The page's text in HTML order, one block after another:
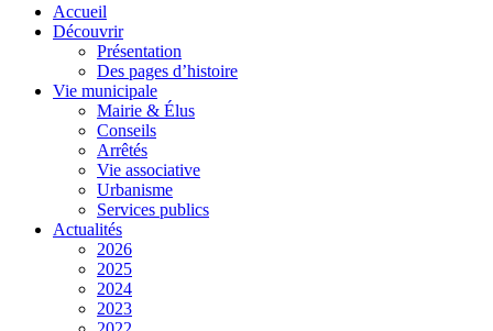
Accueil
Découvrir
Présentation
Des pages d’histoire
Vie municipale
Mairie & Élus
Conseils
Arrêtés
Vie associative
Urbanisme
Services publics
Actualités
2026
2025
2024
2023